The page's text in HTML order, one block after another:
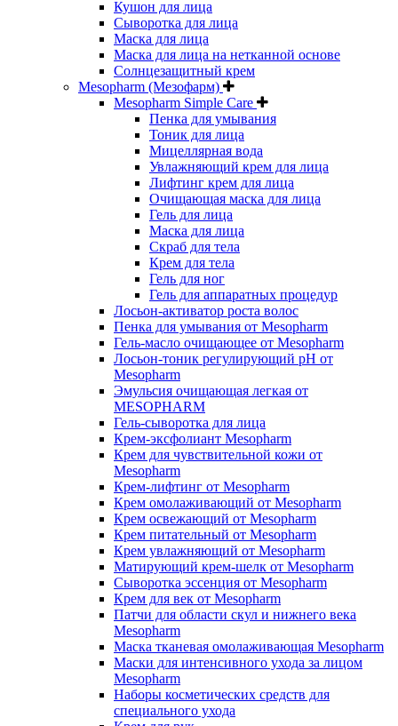
Кушон для лица
Сыворотка для лица
Маска для лица
Маска для лица на нетканной основе
Солнцезащитный крем
Mesopharm (Мезофарм)
Mesopharm Simple Care
Пенка для умывания
Тоник для лица
Мицеллярная вода
Увлажняющий крем для лица
Лифтинг крем для лица
Очищающая маска для лица
Гель для лица
Маска для лица
Скраб для тела
Крем для тела
Гель для ног
Гель для аппаратных процедур
Лосьон-активатор роста волос
Пенка для умывания от Mesopharm
Гель-масло очищающее от Mesopharm
Лосьон-тоник регулирующий рН от
Mesopharm
Эмульсия очищающая легкая от
MESOPHARM
Гель-сыворотка для лица
Крем-эксфолиант Mesopharm
Крем для чувствительной кожи от
Mesopharm
Крем-лифтинг от Mesopharm
Крем омолаживающий от Mesopharm
Крем освежающий от Mesopharm
Крем питательный от Mesopharm
Крем увлажняющий от Mesopharm
Матирующий крем-шелк от Mesopharm
Сыворотка эссенция от Mesopharm
Крем для век от Mesopharm
Патчи для области скул и нижнего века
Mesopharm
Маска тканевая омолаживающая Mesopharm
Маски для интенсивного ухода за лицом
Mesopharm
Наборы косметических средств для
специального ухода